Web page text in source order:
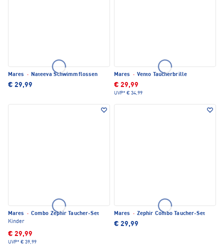
Mares · Nateeva Schwimmflossen
€ 29,99
Mares · Vento Taucherbrille
€ 29,99
UVP* € 34,99
Mares · Combo Zephir Taucher-Set
Kinder
€ 29,99
UVP* € 39,99
Mares · Zephir Combo Taucher-Set
€ 29,99